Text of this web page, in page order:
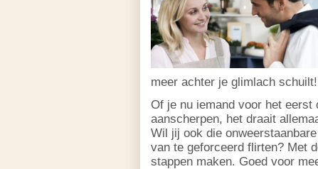
meer achter je glimlach schuilt!
Of je nu iemand voor het
aanscherpen, het draait
Wil jij ook die
van te geforceerd flirten? Met
stappen maken. Goed voor